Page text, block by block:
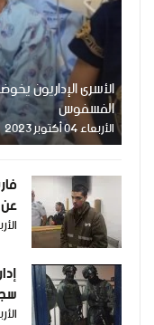
الأسرى الإداريون
الفسفوس
الأربعاء 04 أكتوبر 2023
عن
الأربعاء
الأربعاء